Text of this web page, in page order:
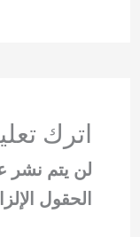
اترك
لن يتم نشر
الحقول